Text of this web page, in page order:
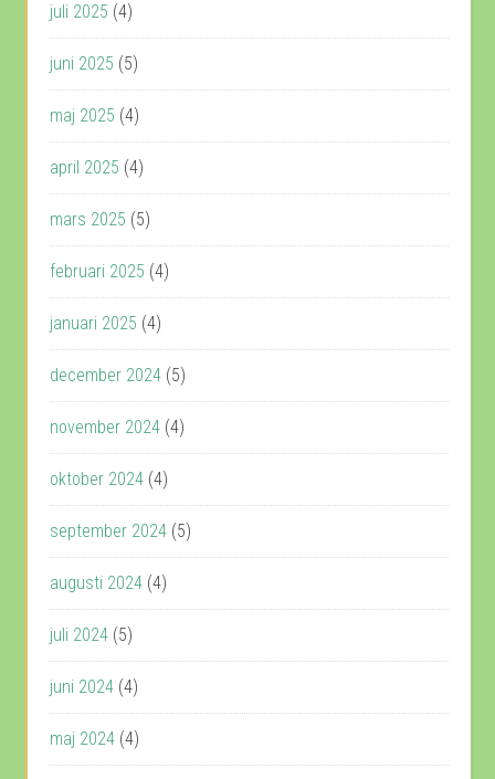
juli 2025 (4)
juni 2025 (5)
maj 2025 (4)
april 2025 (4)
mars 2025 (5)
februari 2025 (4)
januari 2025 (4)
december 2024 (5)
november 2024 (4)
oktober 2024 (4)
september 2024 (5)
augusti 2024 (4)
juli 2024 (5)
juni 2024 (4)
maj 2024 (4)